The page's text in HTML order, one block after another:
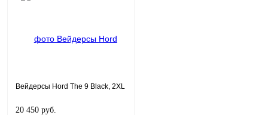
Вейдерсы Hord The 9 Black, 2XL
20 450 руб.